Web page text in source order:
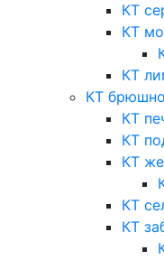
КТ
КТ
КТ
КТ
КТ
КТ
КТ
КТ
КТ